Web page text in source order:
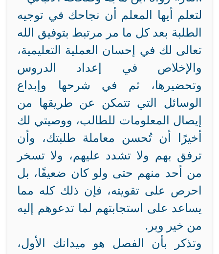
لتعلم أيها المعلم أن نجاحك في توجيه
الطلبة بعد كل ما مر مرتبط بتوفيق الله
تعالى لك في إحسان العملية التعليمية،
والإخلاص في إعداد الدروس
وتحضيرها، ثم في شرحها وإبداع
الوسائل التي تتمكن عن طريقها من
إيصال المعلومات للطالب، ووصيتي لك
أخيرًا أن تُحسن معاملة طلبتك، وأن
ترفق بهم ولا تشدد عليهم، ولا تسخر
من أحد منهم حتى ولو كان ضعيفًا، بل
احرص على تقويته، فإن ذلك كله مما
يساعد على استجابتهم لما تدعوهم إليه
من خير وبر.
وتذكر بأن الفصل هو ميدانك الأول،